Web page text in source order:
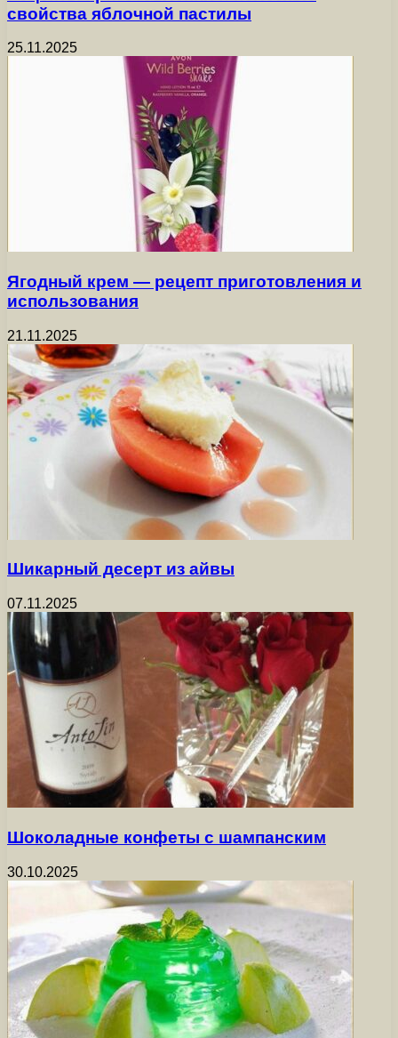
свойства яблочной пастилы
25.11.2025
Ягодный крем — рецепт приготовления и
использования
21.11.2025
Шикарный десерт из айвы
07.11.2025
Шоколадные конфеты с шампанским
30.10.2025